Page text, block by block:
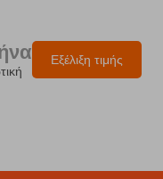
Εξέλιξη τιμής